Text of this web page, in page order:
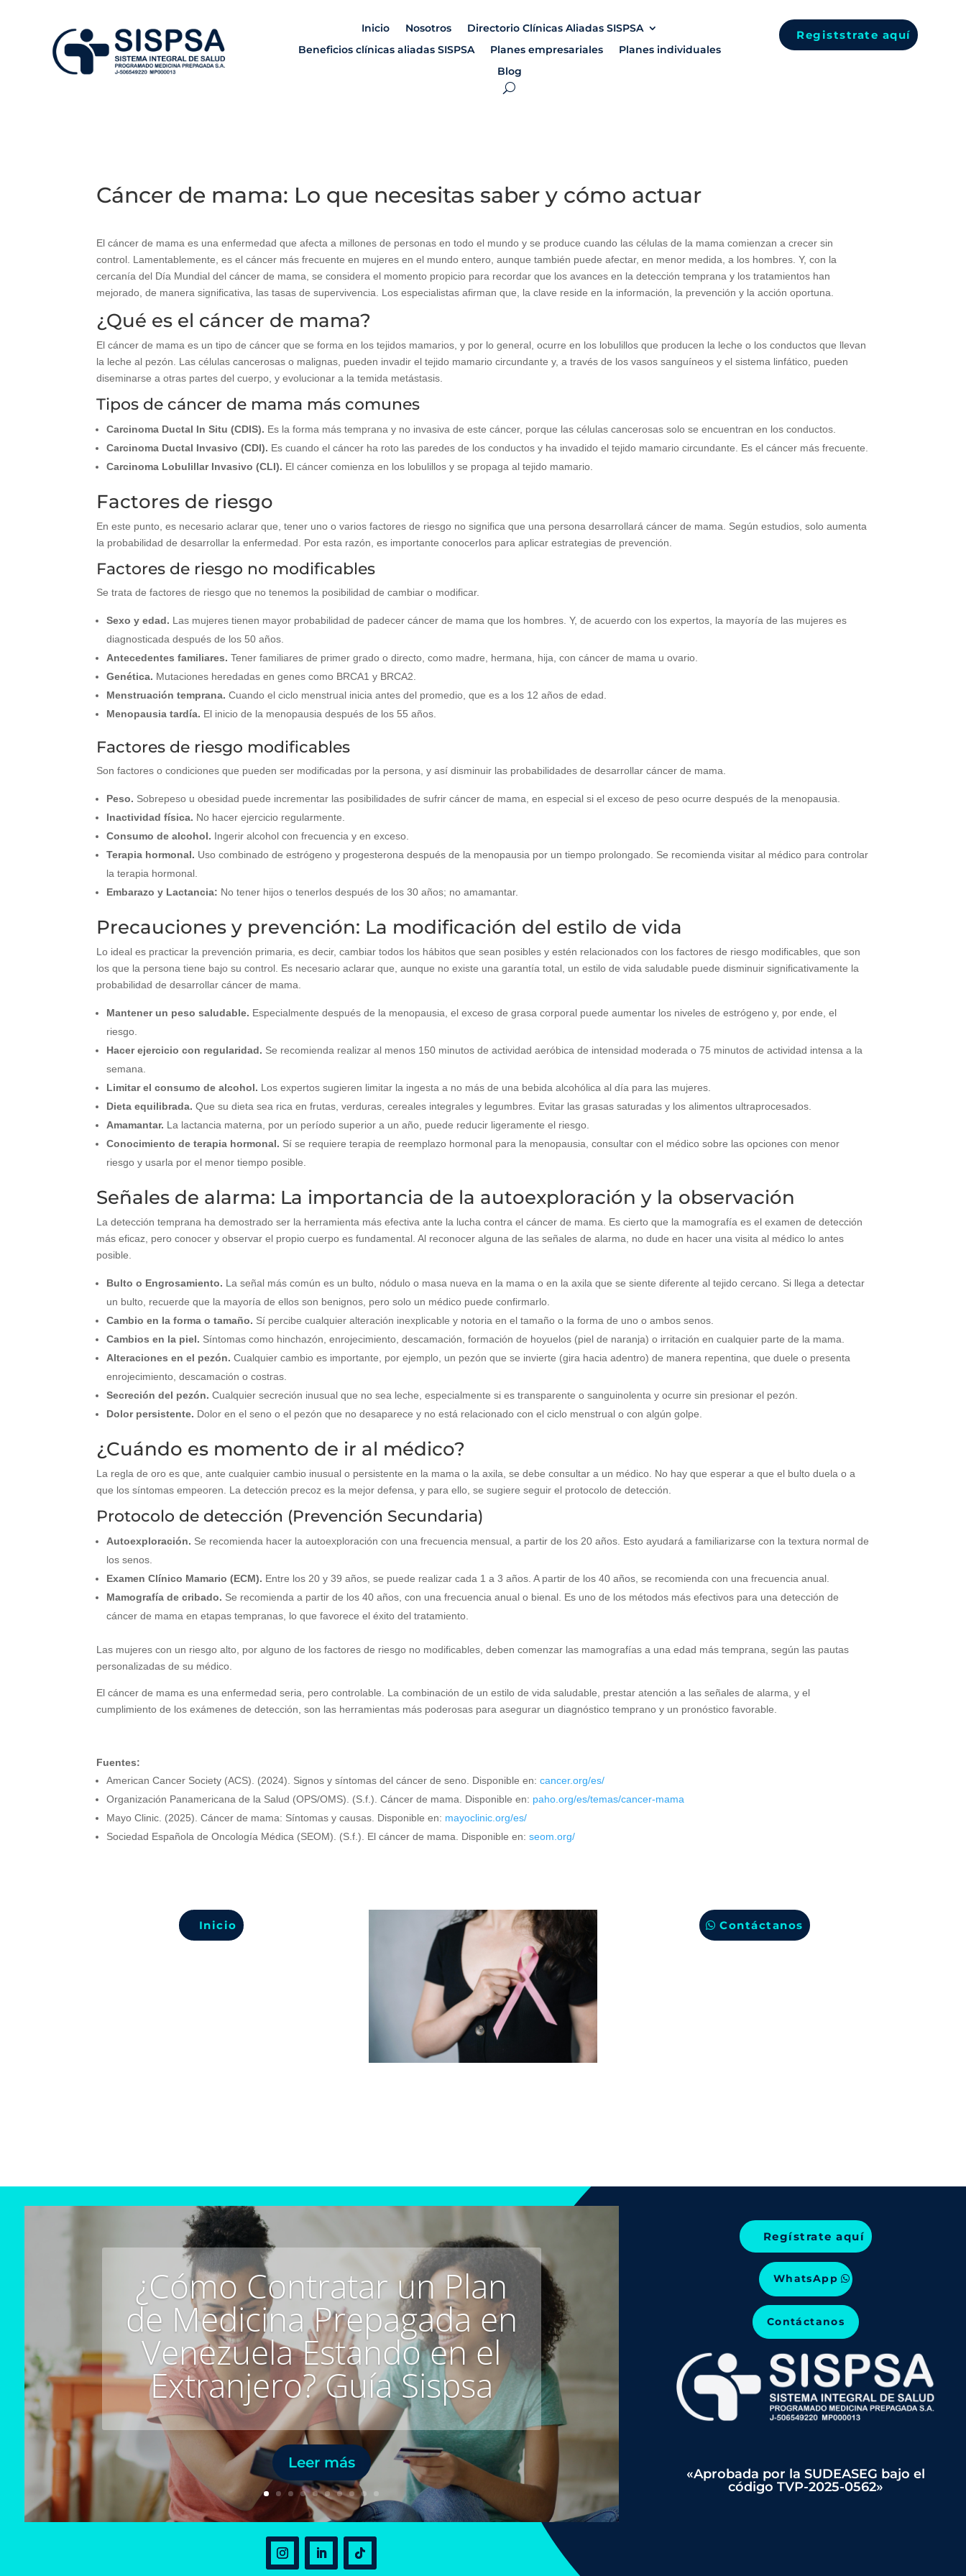
Inicio Nosotros
Directorio Clínicas Aliadas SISPSA
Beneficios clínicas aliadas SISPSA
Planes empresariales
Planes individuales
Blog
Registstrate aquí
Cáncer de mama: Lo que necesitas saber y cómo actuar
El cáncer de mama es una enfermedad que afecta a millones de personas en todo el mundo y se produce cuando las células de la mama comienzan a crecer sin
control. Lamentablemente, es el cáncer más frecuente en mujeres en el mundo entero, aunque también puede afectar, en menor medida, a los hombres. Y, con la
cercanía del Día Mundial del cáncer de mama, se considera el momento propicio para recordar que los avances en la detección temprana y los tratamientos han
mejorado, de manera significativa, las tasas de supervivencia. Los especialistas afirman que, la clave reside en la información, la prevención y la acción oportuna.
¿Qué es el cáncer de mama?
El cáncer de mama es un tipo de cáncer que se forma en los tejidos mamarios, y por lo general, ocurre en los lobulillos que producen la leche o los conductos que llevan
la leche al pezón. Las células cancerosas o malignas, pueden invadir el tejido mamario circundante y, a través de los vasos sanguíneos y el sistema linfático, pueden
diseminarse a otras partes del cuerpo, y evolucionar a la temida metástasis.
Tipos de cáncer de mama más comunes
Carcinoma Ductal In Situ (CDIS). Es la forma más temprana y no invasiva de este cáncer, porque las células cancerosas solo se encuentran en los conductos.
Carcinoma Ductal Invasivo (CDI). Es cuando el cáncer ha roto las paredes de los conductos y ha invadido el tejido mamario circundante. Es el cáncer más frecuente.
Carcinoma Lobulillar Invasivo (CLI). El cáncer comienza en los lobulillos y se propaga al tejido mamario.
Factores de riesgo
En este punto, es necesario aclarar que, tener uno o varios factores de riesgo no significa que una persona desarrollará cáncer de mama. Según estudios, solo aumenta
la probabilidad de desarrollar la enfermedad. Por esta razón, es importante conocerlos para aplicar estrategias de prevención.
Factores de riesgo no modificables
Se trata de factores de riesgo que no tenemos la posibilidad de cambiar o modificar.
Sexo y edad. Las mujeres tienen mayor probabilidad de padecer cáncer de mama que los hombres. Y, de acuerdo con los expertos, la mayoría de las mujeres es
diagnosticada después de los 50 años.
Antecedentes familiares. Tener familiares de primer grado o directo, como madre, hermana, hija, con cáncer de mama u ovario.
Genética. Mutaciones heredadas en genes como BRCA1 y BRCA2.
Menstruación temprana. Cuando el ciclo menstrual inicia antes del promedio, que es a los 12 años de edad.
Menopausia tardía. El inicio de la menopausia después de los 55 años.
Factores de riesgo modificables
Son factores o condiciones que pueden ser modificadas por la persona, y así disminuir las probabilidades de desarrollar cáncer de mama.
Peso. Sobrepeso u obesidad puede incrementar las posibilidades de sufrir cáncer de mama, en especial si el exceso de peso ocurre después de la menopausia.
Inactividad física. No hacer ejercicio regularmente.
Consumo de alcohol. Ingerir alcohol con frecuencia y en exceso.
Terapia hormonal. Uso combinado de estrógeno y progesterona después de la menopausia por un tiempo prolongado. Se recomienda visitar al médico para controlar
la terapia hormonal.
Embarazo y Lactancia: No tener hijos o tenerlos después de los 30 años; no amamantar.
Precauciones y prevención: La modificación del estilo de vida
Lo ideal es practicar la prevención primaria, es decir, cambiar todos los hábitos que sean posibles y estén relacionados con los factores de riesgo modificables, que son
los que la persona tiene bajo su control. Es necesario aclarar que, aunque no existe una garantía total, un estilo de vida saludable puede disminuir significativamente la
probabilidad de desarrollar cáncer de mama.
Mantener un peso saludable. Especialmente después de la menopausia, el exceso de grasa corporal puede aumentar los niveles de estrógeno y, por ende, el
riesgo.
Hacer ejercicio con regularidad. Se recomienda realizar al menos 150 minutos de actividad aeróbica de intensidad moderada o 75 minutos de actividad intensa a la
semana.
Limitar el consumo de alcohol. Los expertos sugieren limitar la ingesta a no más de una bebida alcohólica al día para las mujeres.
Dieta equilibrada. Que su dieta sea rica en frutas, verduras, cereales integrales y legumbres. Evitar las grasas saturadas y los alimentos ultraprocesados.
Amamantar. La lactancia materna, por un período superior a un año, puede reducir ligeramente el riesgo.
Conocimiento de terapia hormonal. Sí se requiere terapia de reemplazo hormonal para la menopausia, consultar con el médico sobre las opciones con menor
riesgo y usarla por el menor tiempo posible.
Señales de alarma: La importancia de la autoexploración y la observación
La detección temprana ha demostrado ser la herramienta más efectiva ante la lucha contra el cáncer de mama. Es cierto que la mamografía es el examen de detección
más eficaz, pero conocer y observar el propio cuerpo es fundamental. Al reconocer alguna de las señales de alarma, no dude en hacer una visita al médico lo antes
posible.
Bulto o Engrosamiento. La señal más común es un bulto, nódulo o masa nueva en la mama o en la axila que se siente diferente al tejido cercano. Si llega a detectar
un bulto, recuerde que la mayoría de ellos son benignos, pero solo un médico puede confirmarlo.
Cambio en la forma o tamaño. Sí percibe cualquier alteración inexplicable y notoria en el tamaño o la forma de uno o ambos senos.
Cambios en la piel. Síntomas como hinchazón, enrojecimiento, descamación, formación de hoyuelos (piel de naranja) o irritación en cualquier parte de la mama.
Alteraciones en el pezón. Cualquier cambio es importante, por ejemplo, un pezón que se invierte (gira hacia adentro) de manera repentina, que duele o presenta
enrojecimiento, descamación o costras.
Secreción del pezón. Cualquier secreción inusual que no sea leche, especialmente si es transparente o sanguinolenta y ocurre sin presionar el pezón.
Dolor persistente. Dolor en el seno o el pezón que no desaparece y no está relacionado con el ciclo menstrual o con algún golpe.
¿Cuándo es momento de ir al médico?
La regla de oro es que, ante cualquier cambio inusual o persistente en la mama o la axila, se debe consultar a un médico. No hay que esperar a que el bulto duela o a
que los síntomas empeoren. La detección precoz es la mejor defensa, y para ello, se sugiere seguir el protocolo de detección.
Protocolo de detección (Prevención Secundaria)
Autoexploración. Se recomienda hacer la autoexploración con una frecuencia mensual, a partir de los 20 años. Esto ayudará a familiarizarse con la textura normal de
los senos.
Examen Clínico Mamario (ECM). Entre los 20 y 39 años, se puede realizar cada 1 a 3 años. A partir de los 40 años, se recomienda con una frecuencia anual.
Mamografía de cribado. Se recomienda a partir de los 40 años, con una frecuencia anual o bienal. Es uno de los métodos más efectivos para una detección de
cáncer de mama en etapas tempranas, lo que favorece el éxito del tratamiento.
Las mujeres con un riesgo alto, por alguno de los factores de riesgo no modificables, deben comenzar las mamografías a una edad más temprana, según las pautas
personalizadas de su médico.
El cáncer de mama es una enfermedad seria, pero controlable. La combinación de un estilo de vida saludable, prestar atención a las señales de alarma, y el
cumplimiento de los exámenes de detección, son las herramientas más poderosas para asegurar un diagnóstico temprano y un pronóstico favorable.
Fuentes:
American Cancer Society (ACS). (2024). Signos y síntomas del cáncer de seno. Disponible en:cancer.org/es/
Organización Panamericana de la Salud (OPS/OMS). (S.f.). Cáncer de mama. Disponible en: paho.org/es/temas/cancer-mama
Mayo Clinic. (2025). Cáncer de mama: Síntomas y causas. Disponible en: mayoclinic.org/es/
Sociedad Española de Oncología Médica (SEOM). (S.f.). El cáncer de mama. Disponible en:seom.org/
Inicio Contáctanos
¿Cómo Contratar un Plan
de Medicina Prepagada en
Venezuela Estando en el
Extranjero? Guía Sispsa
Leer más
Regístrate aquí
WhatsApp
Contáctanos
«Aprobada por la SUDEASEG bajo el
código TVP-2025-0562»